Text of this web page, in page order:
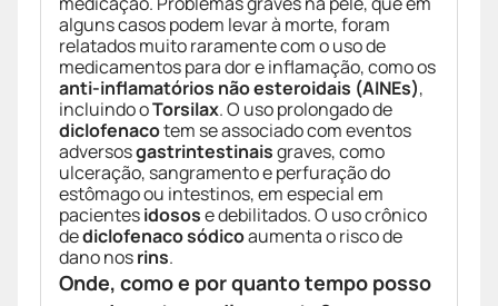
alguns casos podem levar à morte, foram
relatados muito raramente com o uso de
medicamentos para dor e inflamação, como os
anti-inflamatórios não esteroidais (AINEs),
incluindo oTorsilax. O uso prolongado de
diclofenacotem se associado com eventos
adversosgastrintestinaisgraves, como
ulceração, sangramento e perfuração do
estômago ou intestinos, em especial em
pacientesidosose debilitados. O uso crônico
dediclofenaco sódicoaumenta o risco de
dano nosrins.
Onde, como e por quanto tempo posso